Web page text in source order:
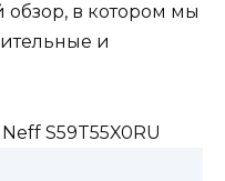
в котором мы
и